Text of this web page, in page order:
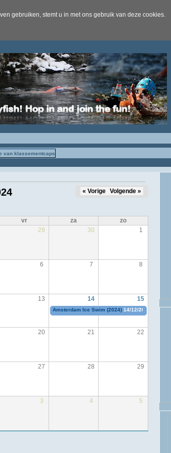
gebruiken, stemt u in met ons gebruik van deze cookies.
van klassementcaps
« Vorige Volgende »
vr za
zo
29 30 1
6 7 8
13 14 15
Amsterdam Ice Swim (2024) 14/12/2024 - 00:00
20 21 22
27 28 29
3 4 5